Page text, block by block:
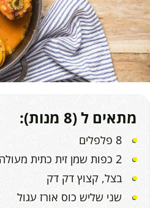
מתאים ל (8 מנות):
8 פלפלים
2 כפות שמן זית כתית מעולה מעודן
בצל, קצוץ דק דק
שני שליש כוס אורז עגול